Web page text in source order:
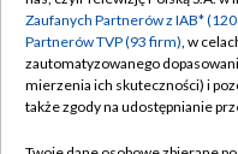
Emisja w TVP
Centrum informacji
Naziemna Telewizja
Zaufanych Partnerów z IAB*
Partnerów TVP (93 firm), w
zautomatyzowanego
mierzenia ich skuteczności) i
także zgody na udostępnianie